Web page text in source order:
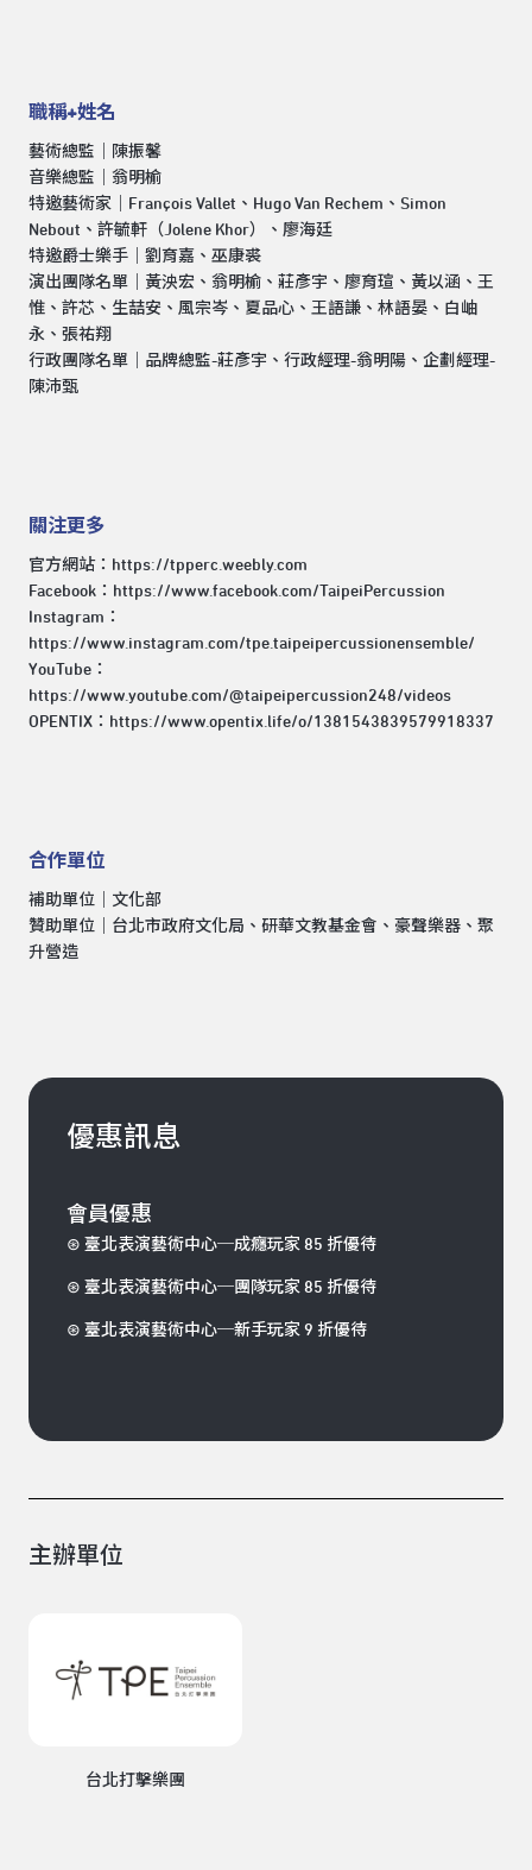
職稱+姓名
藝術總監｜陳振馨
音樂總監｜翁明榆
特邀藝術家｜François Vallet、Hugo Van Rechem、Simon
Nebout、許毓軒（Jolene Khor）、廖海廷
特邀爵士樂手｜劉育嘉、巫康裘
演出團隊名單｜黃泱宏、翁明榆、莊彥宇、廖育瑄、黃以涵、王
惟、許芯、生喆安、風宗岑、夏品心、王語謙、林語晏、白岫
永、張祐翔
行政團隊名單｜品牌總監-莊彥宇、行政經理-翁明陽、企劃經理-
陳沛甄
關注更多
官方網站： https://tpperc.weebly.com
Facebook： https://www.facebook.com/TaipeiPercussion
Instagram：
https://www.instagram.com/tpe.taipeipercussionensemble/
YouTube：
https://www.youtube.com/@taipeipercussion248/videos
OPENTIX： https://www.opentix.life/o/1381543839579918337
合作單位
補助單位｜文化部
贊助單位｜台北市政府文化局、研華文教基金會、豪聲樂器、聚
升營造
優惠訊息
會員優惠
⊛ 臺北表演藝術中心─成癮玩家 85 折優待
⊛ 臺北表演藝術中心─團隊玩家 85 折優待
⊛ 臺北表演藝術中心─新手玩家 9 折優待
主辦單位
台北打擊樂團